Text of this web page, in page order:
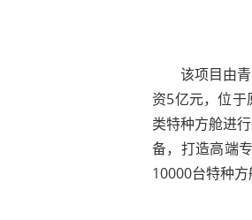
该项目由
资5亿元，位
类特种方舱进
备，打造高端
10000台特种方